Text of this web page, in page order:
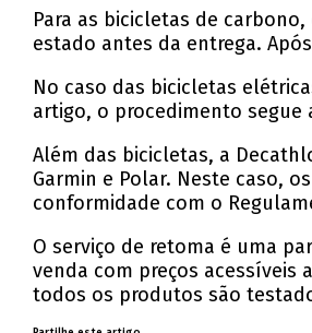
Para as bicicletas de
estado antes da entrega.
No caso das bicicletas
artigo, o procedimento segue
Além das bicicletas, a
Garmin e Polar. Neste caso,
conformidade com o
O serviço de retoma é uma
venda com preços
todos os produtos são